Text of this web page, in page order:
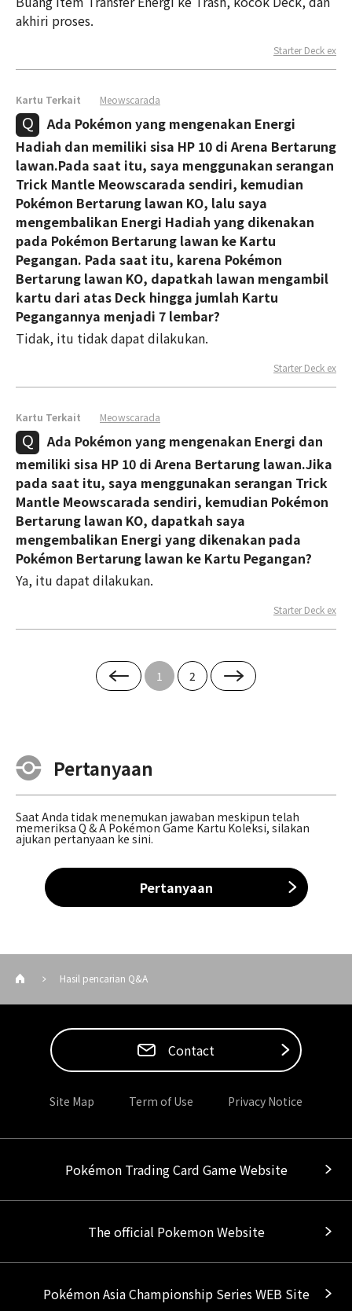
akhiri proses.
Starter Deck ex
Kartu Terkait Meowscarada
Ada Pokémon yang mengenakan Energi
Hadiah dan memiliki sisa HP 10 di Arena Bertarung
lawan.Pada saat itu, saya menggunakan serangan
Trick Mantle Meowscarada sendiri, kemudian
Pokémon Bertarung lawan KO, lalu saya
mengembalikan Energi Hadiah yang dikenakan
pada Pokémon Bertarung lawan ke Kartu
Pegangan. Pada saat itu, karena Pokémon
Bertarung lawan KO, dapatkah lawan mengambil
kartu dari atas Deck hingga jumlah Kartu
Pegangannya menjadi 7 lembar?
Tidak, itu tidak dapat dilakukan.
Starter Deck ex
Kartu Terkait Meowscarada
Ada Pokémon yang mengenakan Energi dan
memiliki sisa HP 10 di Arena Bertarung lawan.Jika
pada saat itu, saya menggunakan serangan Trick
Mantle Meowscarada sendiri, kemudian Pokémon
Bertarung lawan KO, dapatkah saya
mengembalikan Energi yang dikenakan pada
Pokémon Bertarung lawan ke Kartu Pegangan?
Ya, itu dapat dilakukan.
Starter Deck ex
1 2
Pertanyaan
Saat Anda tidak menemukan jawaban meskipun telah
memeriksa Q & A Pokémon Game Kartu Koleksi, silakan
ajukan pertanyaan ke sini.
Pertanyaan
Hasil pencarian Q&A
Contact
Site Map Term of Use Privacy Notice
Pokémon Trading Card Game Website
The official Pokemon Website
Pokémon Asia Championship Series WEB Site